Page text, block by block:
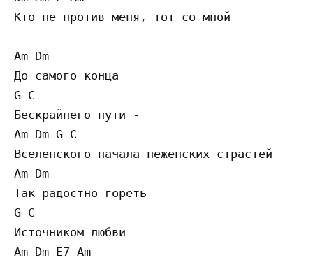
Кто не против меня, тот со мной
Am Dm
До самого конца
G C
Бескрайнего пути -
Am Dm G C
Вселенского начала неженских страстей
Am Dm
Так радостно гореть
G C
Источником любви
Am Dm E7 Am